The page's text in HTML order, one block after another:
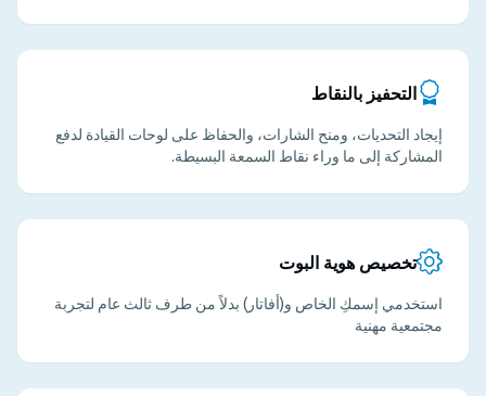
التحفيز بالنقاط
إيجاد التحديات، ومنح الشارات، والحفاظ على لوحات القيادة لدفع
المشاركة إلى ما وراء نقاط السمعة البسيطة.
تخصيص هوية البوت
استخدمي إسمكِ الخاص و(أفاتار) بدلاً من طرف ثالث عام لتجربة
مجتمعية مهنية